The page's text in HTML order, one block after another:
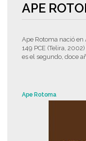
APE
Ape Rotoma nació en
149 PCE (Telira,
es el segundo, doce
Ape Rotoma